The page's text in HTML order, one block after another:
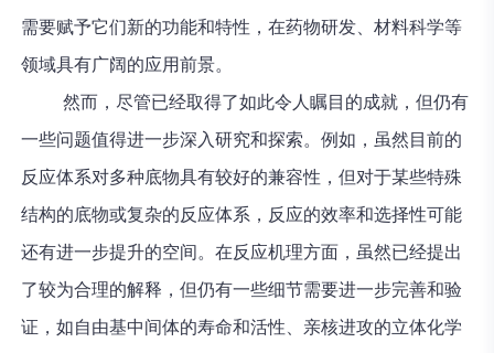
需要赋予它们新的功能和特性，在药物研发、材料科学等
领域具有广阔的应用前景。
然而，尽管已经取得了如此令人瞩目的成就，但仍有
一些问题值得进一步深入研究和探索。例如，虽然目前的
反应体系对多种底物具有较好的兼容性，但对于某些特殊
结构的底物或复杂的反应体系，反应的效率和选择性可能
还有进一步提升的空间。在反应机理方面，虽然已经提出
了较为合理的解释，但仍有一些细节需要进一步完善和验
证，如自由基中间体的寿命和活性、亲核进攻的立体化学